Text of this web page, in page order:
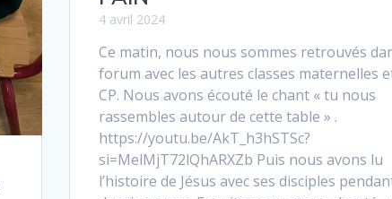
4 avril 2024
Ce matin, nous nous sommes retrouvés
forum avec les autres classes maternelles
CP. Nous avons écouté le chant « tu nous
rassembles autour de cette table » .
https://youtu.be/AkT_h3hSTSc?
si=MelMjT72lQhARXZb Puis nous avons lu
l’histoire de Jésus avec ses disciples